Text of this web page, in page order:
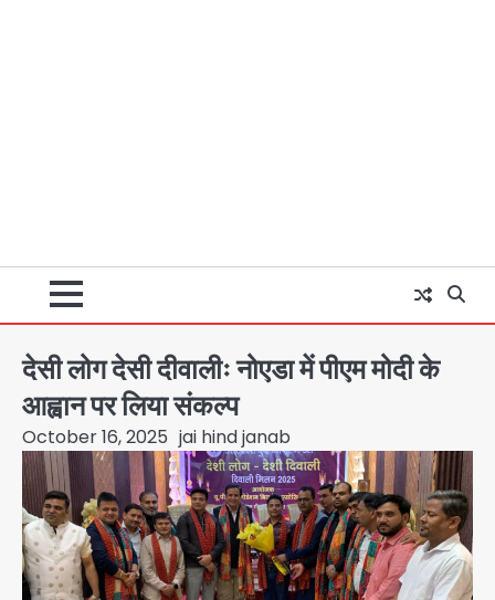
देसी लोग देसी दीवालीः नोएडा में पीएम मोदी के
आह्वान पर लिया संकल्प
October 16, 2025 jai hind janab